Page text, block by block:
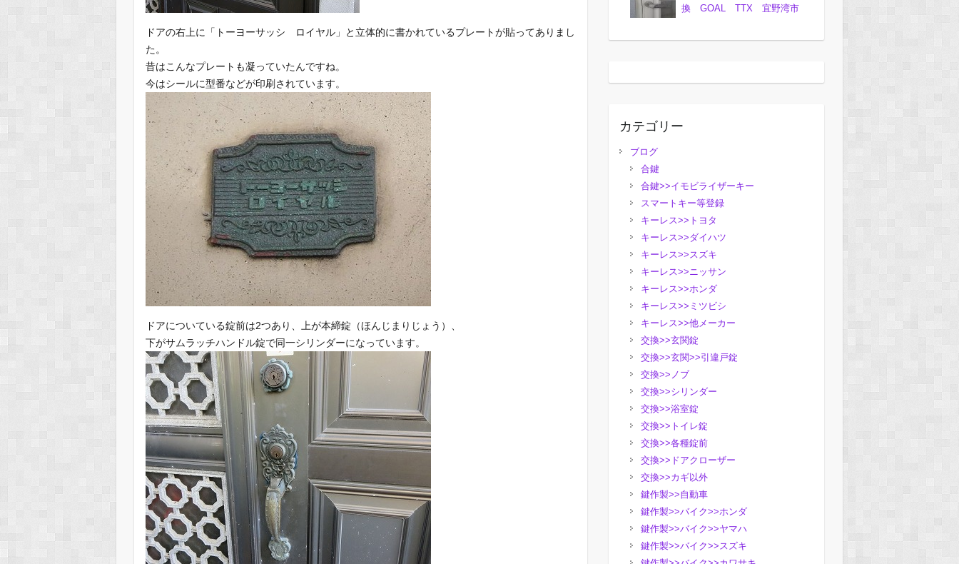
ドアの右上に「トーヨーサッシ ロイヤル」と立体的に書かれているプレートが貼ってありまし
た。
昔はこんなプレートも凝っていたんですね。
今はシールに型番などが印刷されています。
ドアについている錠前は2つあり、上が本締錠（ほんじまりじょう）、
下がサムラッチハンドル錠で同一シリンダーになっています。
換 GOAL TTX 宜野湾市
カテゴリー
ブログ
合鍵
合鍵>>イモビライザーキー
スマートキー等登録
キーレス>>トヨタ
キーレス>>ダイハツ
キーレス>>スズキ
キーレス>>ニッサン
キーレス>>ホンダ
キーレス>>ミツビシ
キーレス>>他メーカー
交換>>玄関錠
交換>>玄関>>引違戸錠
交換>>ノブ
交換>>シリンダー
交換>>浴室錠
交換>>トイレ錠
交換>>各種錠前
交換>>ドアクローザー
交換>>カギ以外
鍵作製>>自動車
鍵作製>>バイク>>ホンダ
鍵作製>>バイク>>ヤマハ
鍵作製>>バイク>>スズキ